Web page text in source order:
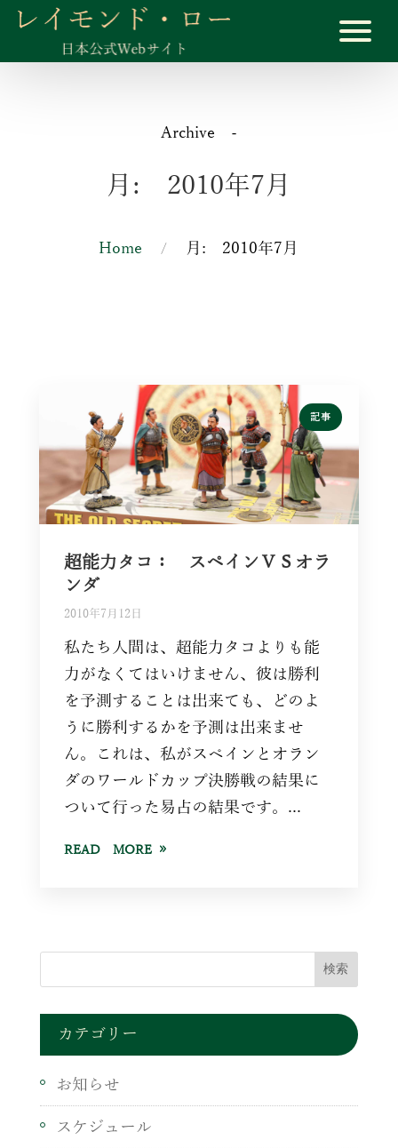
Archive -
月: 2010年7月
Home 月: 2010年7月
記事
超能力タコ： スペインＶＳオラ
ンダ
2010年7月12日
私たち人間は、超能力タコよりも能
力がなくてはいけません、彼は勝利
を予測することは出来ても、どのよ
うに勝利するかを予測は出来ませ
ん。これは、私がスペインとオラン
ダのワールドカップ決勝戦の結果に
ついて行った易占の結果です。...
READ MORE
カテゴリー
お知らせ
スケジュール